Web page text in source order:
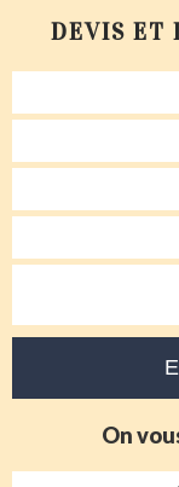
DEVIS ET
On